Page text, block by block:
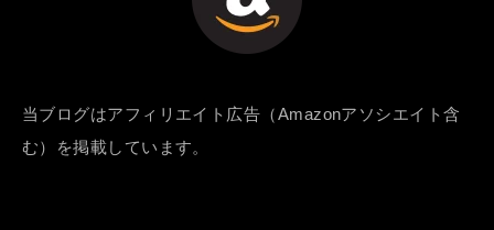
当ブログはアフィリエイト広告（Amazonアソシエイト含
む）を掲載しています。